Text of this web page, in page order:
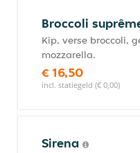
Broccoli
Kip, verse broccoli,
mozzarella.
€ 16,50
incl. statiegeld (€ 0,00)
Sirena